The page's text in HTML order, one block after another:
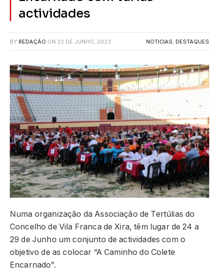
actividades
BY REDAÇÃO ON 22 DE JUNHO, 2023 NOTICIAS, DESTAQUES
Numa organização da Associação de Tertúlias do
Concelho de Vila Franca de Xira, têm lugar de 24 a
29 de Junho um conjunto de actividades com o
objetivo de as colocar “A Caminho do Colete
Encarnado”.